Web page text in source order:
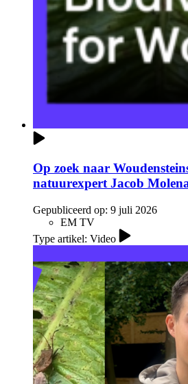
Op zoek naar
natuurexpert Jacob
Gepubliceerd op: 9 juli 2026
EM TV
Type artikel: Video